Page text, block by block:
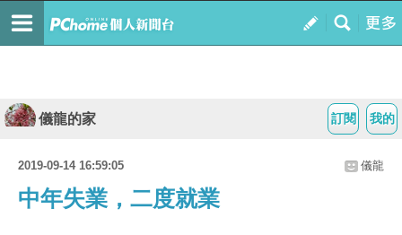
我的
訂閱
儀龍的家
2019-09-14 16:59:05 儀龍
中年失業，二度就業